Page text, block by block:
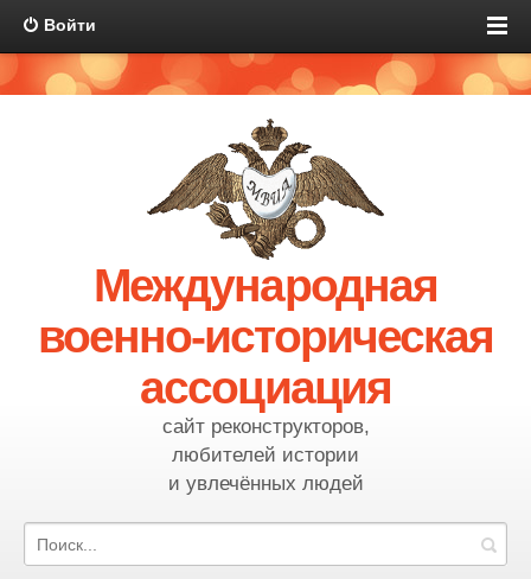
Войти
Международная
военно-историческая
ассоциация
сайт реконструкторов,
любителей истории
и увлечённых людей